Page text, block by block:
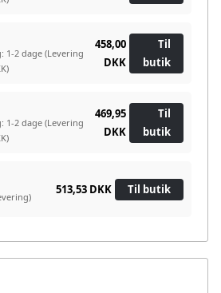
1-2 dage(Levering
458,00
DKK
Til
butik
1-2 dage(Levering
469,95
DKK
Til
butik
513,53 DKK Til butik